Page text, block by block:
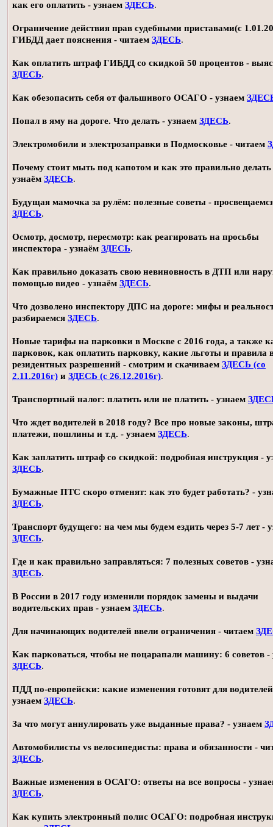
как его оплатить - узнаем ЗДЕСЬ.
Ограничение действия прав судебными приставами(с
ГИБДД дает пояснения - читаем ЗДЕСЬ.
Как оплатить штраф ГИБДД со скидкой 50 процентов -
ЗДЕСЬ.
Как обезопасить себя от фальшивого ОСАГО - узнаем
Попал в яму на дороге. Что делать - узнаем ЗДЕСЬ.
Электромобили и электрозаправки в Подмосковье - читаем
Почему стоит мыть под капотом и как это правильно делать
узнаём ЗДЕСЬ.
Будущая мамочка за рулём: полезные советы -
ЗДЕСЬ.
Осмотр, досмотр, пересмотр: как реагировать на просьбы
инспектора - узнаём ЗДЕСЬ.
Как правильно доказать свою невиновность в ДТП или
помощью видео - узнаём ЗДЕСЬ.
Что дозволено инспектору ДПС на дороге: мифы и
разбираемся ЗДЕСЬ.
Новые тарифы на парковки в Москве с 2016 года, а также
парковок, как оплатить парковку, какие льготы и правила
резидентных разрешений - смотрим и скачиваем ЗДЕСЬ (со
2.11.2016г) и ЗДЕСЬ (с 26.12.2016г).
Транспортный налог: платить или не платить - узнаем
Что ждет водителей в 2018 году? Все про новые законы,
платежи, пошлины и т.д. - узнаем ЗДЕСЬ.
Как заплатить штраф со скидкой: подробная инструкция -
ЗДЕСЬ.
Бумажные ПТС скоро отменят: как это будет работать? -
ЗДЕСЬ.
Транспорт будущего: на чем мы будем ездить через 5-7 лет -
ЗДЕСЬ.
Где и как правильно заправляться: 7 полезных советов -
ЗДЕСЬ.
В России в 2017 году изменили порядок замены и выдачи
водительских прав - узнаем ЗДЕСЬ.
Для начинающих водителей ввели ограничения - читаем
Как парковаться, чтобы не поцарапали машину: 6 советов -
ЗДЕСЬ.
ПДД по-европейски: какие изменения готовят для
узнаем ЗДЕСЬ.
За что могут аннулировать уже выданные права? - узнаем
Автомобилисты vs велосипедисты: права и обязанности -
ЗДЕСЬ.
Важные изменения в ОСАГО: ответы на все вопросы -
ЗДЕСЬ.
Как купить электронный полис ОСАГО: подробная